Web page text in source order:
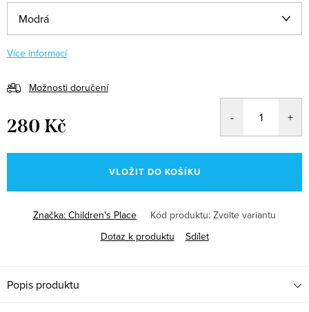
Více informací
Možnosti doručení
280 Kč
cena:
VLOŽIT DO KOŠÍKU
Značka: Children's Place Kód produktu: Zvolte variantu
Dotaz k produktu
Sdílet
Popis produktu